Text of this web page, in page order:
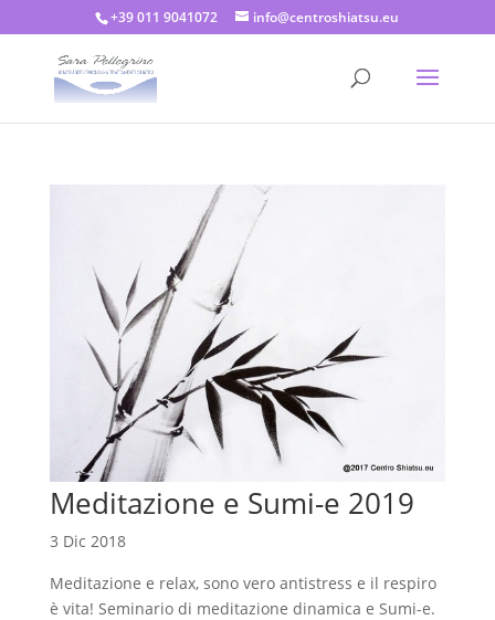
+39 011 9041072 info@centroshiatsu.eu
Meditazione e Sumi-e 2019
3 Dic 2018
Meditazione e relax, sono vero antistress e il respiro
è vita! Seminario di meditazione dinamica e Sumi-e.